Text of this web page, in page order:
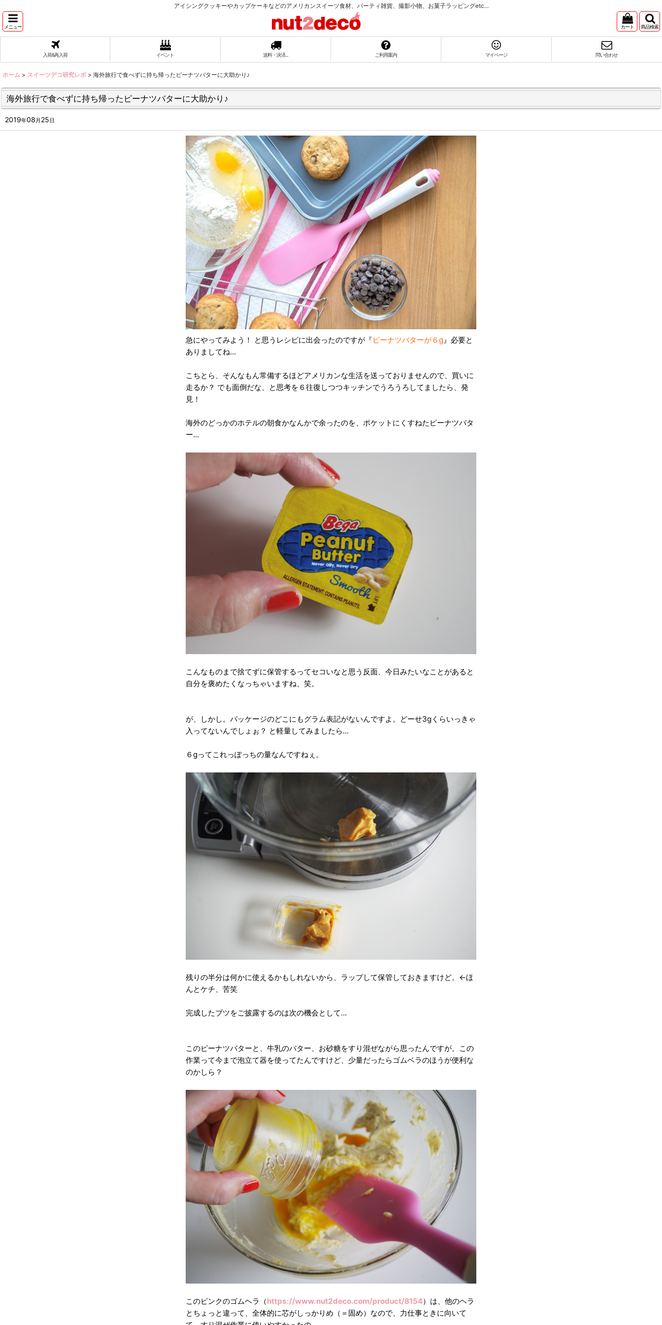
アイシングクッキーやカップケーキなどのアメリカンスイーツ食材、パーティ雑貨、撮影小物、お菓子ラッピングetc...
メニュー カート 商品検索
入荷&再入荷 イベント 送料・決済... ご利用案内 マイページ 問い合わせ
ホーム > スイーツデコ研究レポ > 海外旅行で食べずに持ち帰ったピーナツバターに大助かり♪
海外旅行で食べずに持ち帰ったピーナツバターに大助かり♪
2019年08 月 25日
急にやってみよう！ と思うレシピに出会ったのですが『ピーナツバターが６g』必要と
ありましてね...
こちとら、そんなもん常備するほどアメリカンな生活を送っておりませんので、買いに
走るか？ でも面倒だな、と思考を６往復しつつキッチンでうろうろしてましたら、発
見！
海外のどっかのホテルの朝食かなんかで余ったのを、ポケットにくすねたピーナツバタ
ー...
こんなものまで捨てずに保管するってセコいなと思う反面、今日みたいなことがあると
自分を褒めたくなっちゃいますね、笑。
が、しかし。パッケージのどこにもグラム表記がないんですよ。どーせ3gくらいっきゃ
入ってないんでしょぉ？ と軽量してみましたら...
６gってこれっぽっちの量なんですねぇ。
残りの半分は何かに使えるかもしれないから、ラップして保管しておきますけど。←ほ
んとケチ、苦笑
完成したブツをご披露するのは次の機会として...
このピーナツバターと、牛乳のバター、お砂糖をすり混ぜながら思ったんですが。この
作業って今まで泡立て器を使ってたんですけど、少量だったらゴムベラのほうが便利な
のかしら？
このピンクのゴムヘラ（https://www.nut2deco.com/product/8154）は、他のヘラ
とちょっと違って、全体的に芯がしっかりめ（＝固め）なので、力仕事ときに向いて